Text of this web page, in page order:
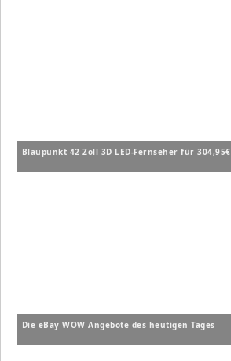
Blaupunkt 42 Zoll 3D LED-Fernseher für 304,95€
Die eBay WOW Angebote des heutigen Tages